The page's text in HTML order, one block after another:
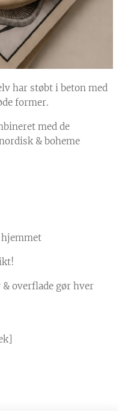
har støbt i beton med
former.
med de
& boheme
overflade gør hver